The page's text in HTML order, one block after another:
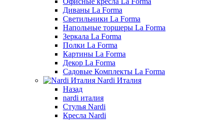
Диваны La Forma
Светильники La Forma
Напольные торшеры La Forma
Зеркала La Forma
Полки La Forma
Картины La Forma
Декор La Forma
Садовые Комплекты La Forma
Nardi Италия
Назад
nardi италия
Стулья Nardi
Кресла Nardi